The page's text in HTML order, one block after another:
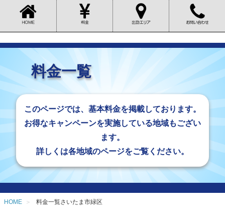
料金一覧
このページでは、基本料金を掲載しております。
お得なキャンペーンを実施している地域もござい
ます。
詳しくは各地域のページをご覧ください。
HOME 料金一覧さいたま市緑区